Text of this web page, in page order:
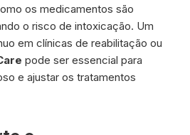
os medicamentos são
o risco de intoxicação. Um
em clínicas de reabilitação ou
pode ser essencial para
e ajustar os tratamentos